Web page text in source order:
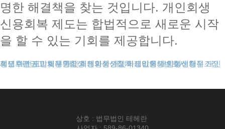
명한 해결책을 찾는 것입니다. 개인회생
신용회복 제도는 합법적으로 새로운 시작
을 할 수 있는 기회를 제공합니다.
성년후견 도박빚개인회생 개인회생절차 개인회생변호사
채무조정제도 대전개인회생 개인회생파산 개인회생비용 개인회생단점
개인회생보정권고 채무통합 개인회생신청 카드값연체 회생신청
상호 : 법무법인 테헤란